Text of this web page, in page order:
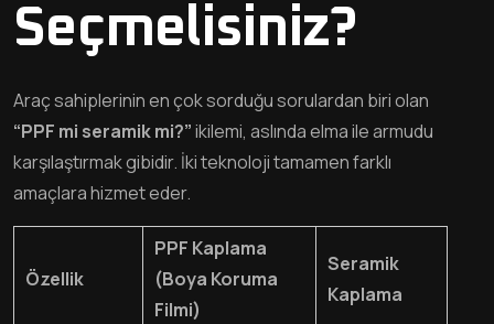
Seçmelisiniz?
Araç sahiplerinin en çok sorduğu sorulardan biri olan
“PPF mi seramik mi?”ikilemi, aslında elma ile armudu
karşılaştırmak gibidir. İki teknoloji tamamen farklı
amaçlara hizmet eder.
Özellik
PPF Kaplama
(Boya Koruma
Filmi)
Seramik
Kaplama